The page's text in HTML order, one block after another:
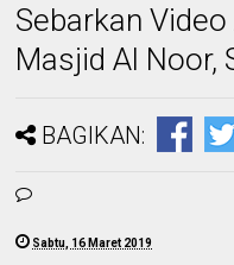
Sebarkan
Masjid Al Noor,
BAGIKAN:
Sabtu, 16 Maret 2019